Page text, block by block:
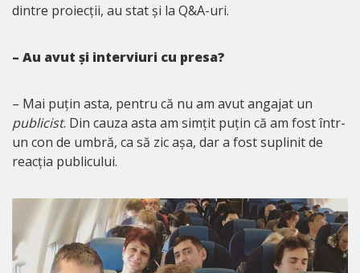
dintre proiecții, au stat și la Q&A-uri.
– Au avut și interviuri cu presa?
– Mai puțin asta, pentru că nu am avut angajat un
publicist. Din cauza asta am simțit puțin că am fost într-
un con de umbră, ca să zic așa, dar a fost suplinit de
reacția publicului.